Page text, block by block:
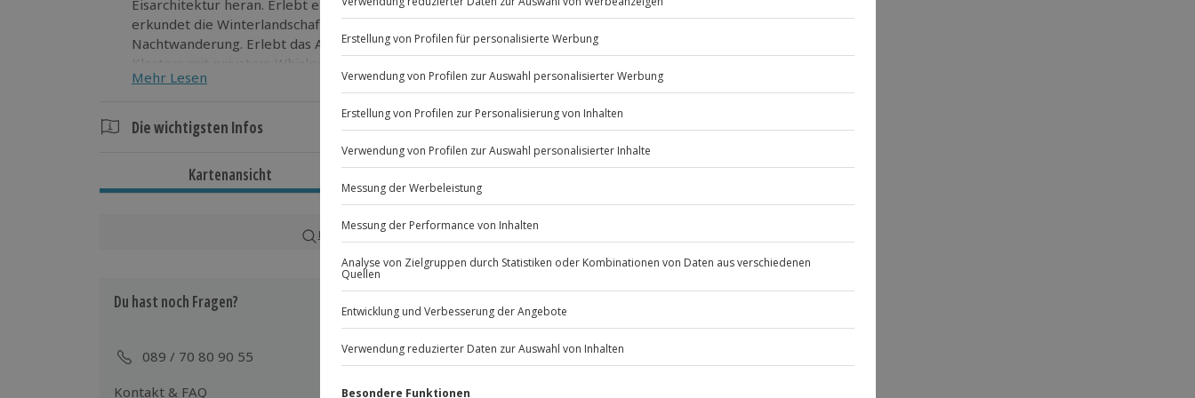
Eisarchitektur heran. Erlebt ein traditionelles Schweizer Käsefondue und
erkundet die Winterlandschaft bei einer Schneeschuh- oder
Nachtwanderung. Erlebt das Abenteuer einer Iglu-Übernachtung in Davos-
Klosters mit privatem Whirlpool. Entdeckt die Magie der Winterlandschaft!
Mehr Lesen
Die wichtigsten Infos
1 Tag
Von Januar bis Anfang April sonntags bis donnerstags zu bestimmten
Terminen verfügbar
Normale physische Verfassung
Keine Herz- oder Kreislaufprobleme
Kartenansicht Listenansicht
© OpenStreetMaps
Karte in Großansicht
Du hast noch Fragen?
089 / 70 80 90 55
Kontakt & FAQ
Jochen SchweizerGmbH
Mühldorfstraße 8
81671 München